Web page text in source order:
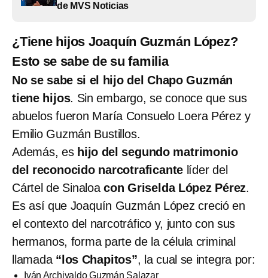
de MVS Noticias
¿Tiene hijos Joaquín Guzmán López?
Esto se sabe de su familia
No se sabe si el hijo del Chapo Guzmán
tiene hijos. Sin embargo, se conoce que sus
abuelos fueron María Consuelo Loera Pérez y
Emilio Guzmán Bustillos.
Además, es hijo del segundo matrimonio
del reconocido narcotraficante líder del
Cártel de Sinaloacon Griselda López Pérez.
Es así que Joaquín Guzmán López creció en
el contexto del narcotráfico y, junto con sus
hermanos, forma parte de la célula criminal
llamada “los Chapitos”, la cual se integra por:
Iván Archivaldo Guzmán Salazar